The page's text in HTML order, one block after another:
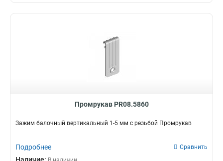
Промрукав PR08.5860
Зажим балочный вертикальный 1-5 мм с резьбой Промрукав
Подробнее Сравнить